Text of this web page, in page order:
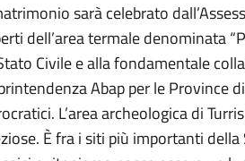
sarà celebrato
dell’area termale denominata
Civile e alla fondamentale
Abap per le Province
L’area archeologica di
È fra i siti più importanti